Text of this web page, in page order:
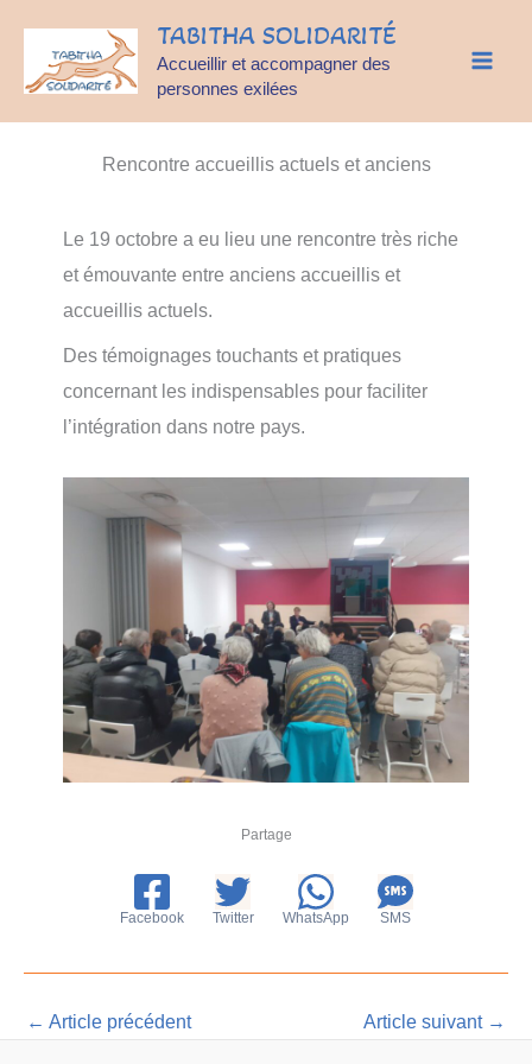
contenu
TABITHA SOLIDARITÉ
Accueillir et accompagner des
personnes exilées
Rencontre accueillis actuels et anciens
Le 19 octobre a eu lieu une rencontre très riche
et émouvante entre anciens accueillis et
accueillis actuels.
Des témoignages touchants et pratiques
concernant les indispensables pour faciliter
l’intégration dans notre pays.
Partage
Facebook Twitter WhatsApp SMS
← Article précédent Article suivant →